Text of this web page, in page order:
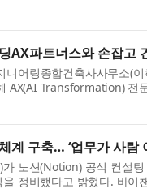
AX파트너스와 손잡고
니어링종합건축사사무소(
AX(AI Transformation) 전
계 구축… ‘업무가 사람
노션(Notion) 공식 컨설
정비했다고 밝혔다. 바이